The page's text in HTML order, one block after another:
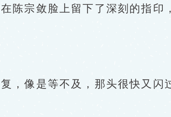
宗敛脸上留下了深刻的指印
像是等不及，那头很快又闪